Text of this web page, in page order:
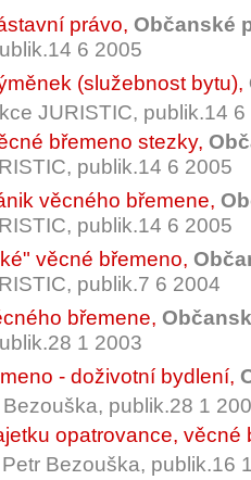
právo, Občanské
6 2005
(služebnost bytu),
JURISTIC, publik.14
břemeno stezky,
publik.14 6 2005
věcného břemene,
publik.14 6 2005
věcné břemeno,
publik.7 6 2004
břemene,
1 2003
- doživotní bydlení,
Bezouška, publik.28 1
opatrovance, věcné
Petr Bezouška, publik.16